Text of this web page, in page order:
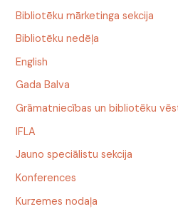
Bibliotēku mārketinga sekcija
Bibliotēku nedēļa
English
Gada Balva
Grāmatniecības un bibliotēku
IFLA
Jauno speciālistu sekcija
Konferences
Kurzemes nodaļa